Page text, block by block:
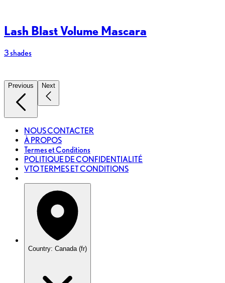
Lash Blast Volume Mascara
3 shades
Previous Next
NOUS CONTACTER
À PROPOS
Termes et Conditions
POLITIQUE DE CONFIDENTIALITÉ
VTO TERMES ET CONDITIONS
Country: Canada (fr)